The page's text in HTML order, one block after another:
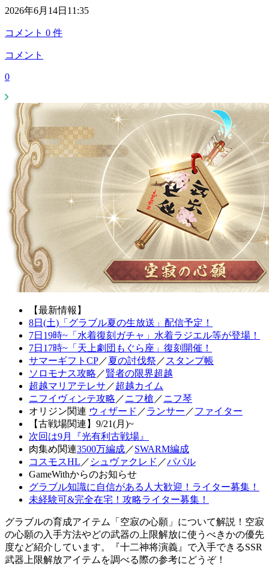
2026年6月14日11:35
コメント 0 件
コメント
0
【最新情報】
8日(土)「グラブル夏の生放送」配信予定！
7日19時~「水着復刻ガチャ」水着ラジエル等が登場！
7日17時~「天上劇団もぐら座」復刻開催！
サマーギフトCP／夏の討伐祭 ／ スタンプ帳
ソロモナス攻略 ／賢者の限界超越
超越マリアテレサ ／超越カイム
ニフイヴィンテ攻略 ／ニフ槍 ／ニフ琴
オリジン関連 ウィザード ／ランサー ／ファイター
【古戦場関連】9/21(月)~
次回は9月『光有利古戦場』
肉集め関連3500万編成／SWARM編成
コスモスHL ／ シュヴァクレド ／パパル
GameWithからのお知らせ
グラブル知識に自信がある人大歓迎！ライター募集！
未経験可&完全在宅！攻略ライター募集！
グラブルの育成アイテム「空寂の心願」について解説！空寂
の心願の入手方法やどの武器の上限解放に使うべきかの優先
度など紹介しています。『十二神将演義』で入手できるSSR
武器上限解放アイテムを調べる際の参考にどうぞ！